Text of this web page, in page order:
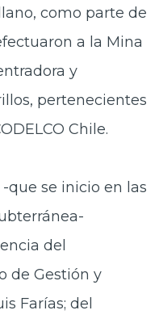
como parte de
a la Mina
y
pertenecientes
Chile.
que se inicio en las
del
de Gestión y
Farías; del